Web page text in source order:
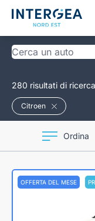
280 risultati di ricerca
Citroen
Ordina
OFFERTA DEL MESE